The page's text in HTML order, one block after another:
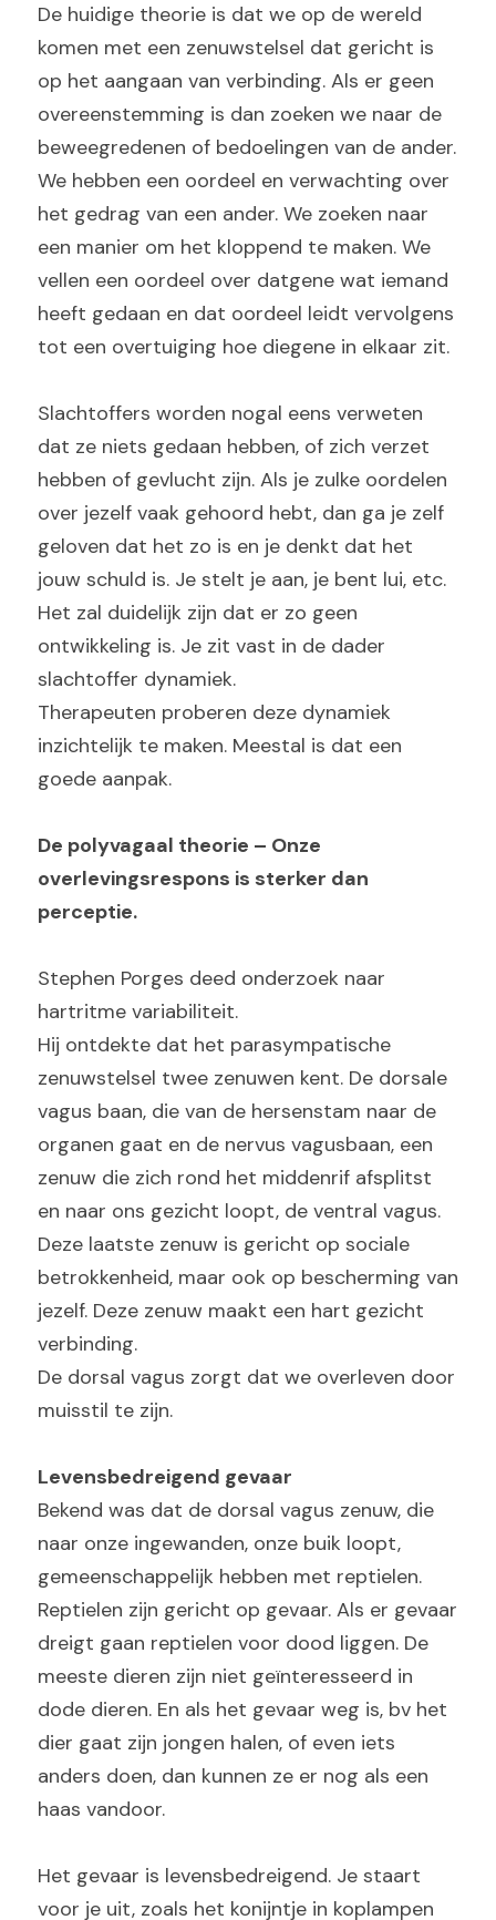
De huidige theorie is dat we op de wereld
komen met een zenuwstelsel dat gericht is
op het aangaan van verbinding. Als er geen
overeenstemming is dan zoeken we naar de
beweegredenen of bedoelingen van de ander.
We hebben een oordeel en verwachting over
het gedrag van een ander. We zoeken naar
een manier om het kloppend te maken. We
vellen een oordeel over datgene wat iemand
heeft gedaan en dat oordeel leidt vervolgens
tot een overtuiging hoe diegene in elkaar zit.
Slachtoffers worden nogal eens verweten
dat ze niets gedaan hebben, of zich verzet
hebben of gevlucht zijn. Als je zulke oordelen
over jezelf vaak gehoord hebt, dan ga je zelf
geloven dat het zo is en je denkt dat het
jouw schuld is. Je stelt je aan, je bent lui, etc.
Het zal duidelijk zijn dat er zo geen
ontwikkeling is. Je zit vast in de dader
slachtoffer dynamiek.
Therapeuten proberen deze dynamiek
inzichtelijk te maken. Meestal is dat een
goede aanpak.
De polyvagaal theorie – Onze
overlevingsrespons is sterker dan
perceptie.
Stephen Porges deed onderzoek naar
hartritme variabiliteit.
Hij ontdekte dat het parasympatische
zenuwstelsel twee zenuwen kent. De dorsale
vagus baan, die van de hersenstam naar de
organen gaat en de nervus vagusbaan, een
zenuw die zich rond het middenrif afsplitst
en naar ons gezicht loopt, de ventral vagus.
Deze laatste zenuw is gericht op sociale
betrokkenheid, maar ook op bescherming van
jezelf. Deze zenuw maakt een hart gezicht
verbinding.
De dorsal vagus zorgt dat we overleven door
muisstil te zijn.
Levensbedreigend gevaar
Bekend was dat de dorsal vagus zenuw, die
naar onze ingewanden, onze buik loopt,
gemeenschappelijk hebben met reptielen.
Reptielen zijn gericht op gevaar. Als er gevaar
dreigt gaan reptielen voor dood liggen. De
meeste dieren zijn niet geïnteresseerd in
dode dieren. En als het gevaar weg is, bv het
dier gaat zijn jongen halen, of even iets
anders doen, dan kunnen ze er nog als een
haas vandoor.
Het gevaar is levensbedreigend. Je staart
voor je uit, zoals het konijntje in koplampen